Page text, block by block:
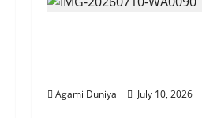
Agami Duniya July 10, 2026